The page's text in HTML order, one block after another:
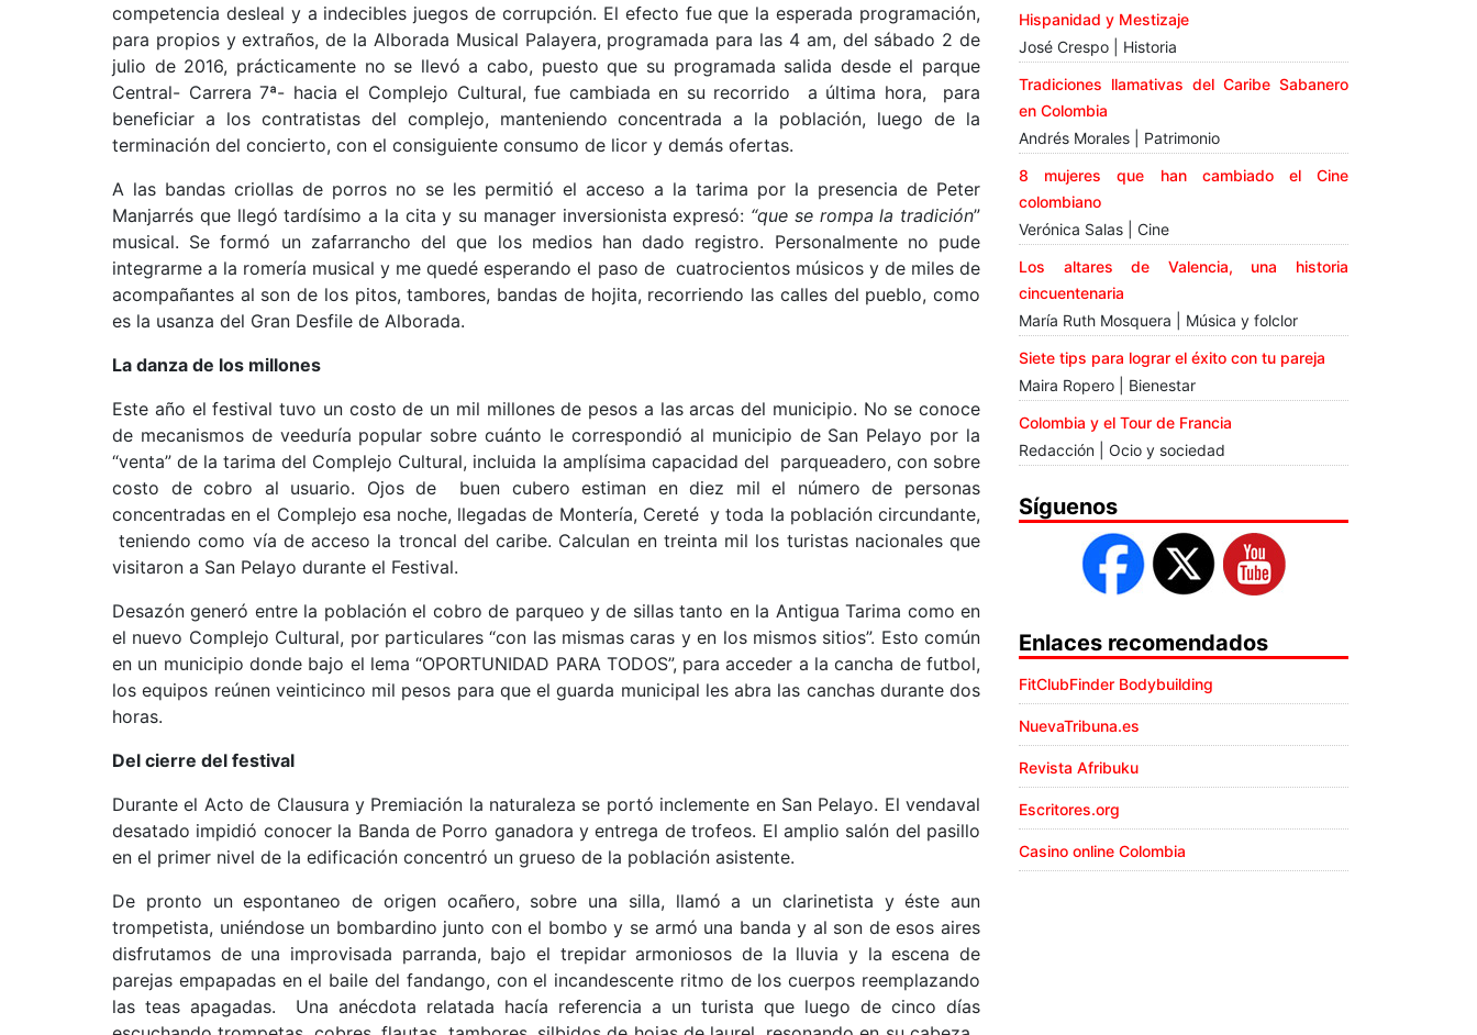
competencia desleal y a indecibles juegos de corrupción. El efecto fue que la esperada programación,
para propios y extraños, de la Alborada Musical Palayera, programada para las 4 am, del sábado 2 de
julio de 2016, prácticamente no se llevó a cabo, puesto que su programada salida desde el parque
Central- Carrera 7ª- hacia el Complejo Cultural, fue cambiada en su recorrido a última hora, para
beneficiar a los contratistas del complejo, manteniendo concentrada a la población, luego de la
terminación del concierto, con el consiguiente consumo de licor y demás ofertas.
A las bandas criollas de porros no se les permitió el acceso a la tarima por la presencia de Peter
Manjarrés que llegó tardísimo a la cita y su manager inversionista expresó: “que se rompa la tradición”
musical. Se formó un zafarrancho del que los medios han dado registro. Personalmente no pude
integrarme a la romería musical y me quedé esperando el paso de cuatrocientos músicos y de miles de
acompañantes al son de los pitos, tambores, bandas de hojita, recorriendo las calles del pueblo, como
es la usanza del Gran Desfile de Alborada.
La danza de los millones
Este año el festival tuvo un costo de un mil millones de pesos a las arcas del municipio. No se conoce
de mecanismos de veeduría popular sobre cuánto le correspondió al municipio de San Pelayo por la
“venta” de la tarima del Complejo Cultural, incluida la amplísima capacidad del parqueadero, con sobre
costo de cobro al usuario. Ojos de buen cubero estiman en diez mil el número de personas
concentradas en el Complejo esa noche, llegadas de Montería, Cereté y toda la población circundante,
teniendo como vía de acceso la troncal del caribe. Calculan en treinta mil los turistas nacionales que
visitaron a San Pelayo durante el Festival.
Desazón generó entre la población el cobro de parqueo y de sillas tanto en la Antigua Tarima como en
el nuevo Complejo Cultural, por particulares “con las mismas caras y en los mismos sitios”. Esto común
en un municipio donde bajo el lema “OPORTUNIDAD PARA TODOS”, para acceder a la cancha de futbol,
los equipos reúnen veinticinco mil pesos para que el guarda municipal les abra las canchas durante dos
horas.
Del cierre del festival
Durante el Acto de Clausura y Premiación la naturaleza se portó inclemente en San Pelayo. El vendaval
desatado impidió conocer la Banda de Porro ganadora y entrega de trofeos. El amplio salón del pasillo
en el primer nivel de la edificación concentró un grueso de la población asistente.
De pronto un espontaneo de origen ocañero, sobre una silla, llamó a un clarinetista y éste aun
trompetista, uniéndose un bombardino junto con el bombo y se armó una banda y al son de esos aires
disfrutamos de una improvisada parranda, bajo el trepidar armoniosos de la lluvia y la escena de
parejas empapadas en el baile del fandango, con el incandescente ritmo de los cuerpos reemplazando
las teas apagadas. Una anécdota relatada hacía referencia a un turista que luego de cinco días
Hispanidad y Mestizaje
José Crespo | Historia
Tradiciones llamativas del Caribe Sabanero
en Colombia
Andrés Morales | Patrimonio
8 mujeres que han cambiado el Cine
colombiano
Verónica Salas | Cine
Los altares de Valencia, una historia
cincuentenaria
María Ruth Mosquera | Música y folclor
Siete tips para lograr el éxito con tu pareja
Maira Ropero | Bienestar
Colombia y el Tour de Francia
Redacción | Ocio y sociedad
Síguenos
Enlaces recomendados
FitClubFinder Bodybuilding
NuevaTribuna.es
Revista Afribuku
Escritores.org
Casino online Colombia